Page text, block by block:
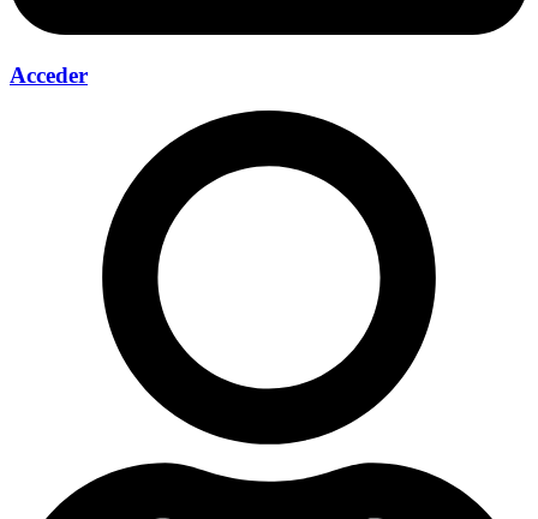
Acceder